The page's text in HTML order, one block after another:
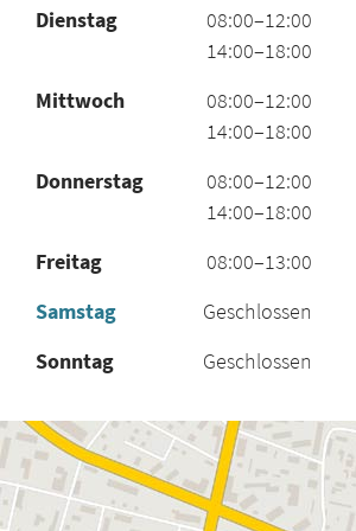
Dienstag
08:00–12:00
14:00–18:00
Mittwoch
08:00–12:00
14:00–18:00
Donnerstag
08:00–12:00
14:00–18:00
Freitag
08:00–13:00
Samstag
Geschlossen
Sonntag
Geschlossen